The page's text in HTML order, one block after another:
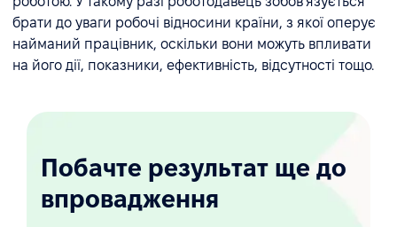
брати до уваги робочі відносини країни, з якої оперує
найманий працівник, оскільки вони можуть впливати
на його дії, показники, ефективність, відсутності тощо.
Побачте результат ще до
впровадження